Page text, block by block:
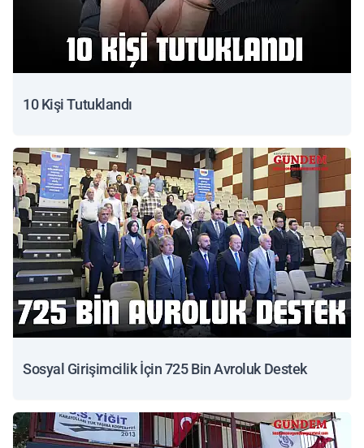
10 Kişi Tutuklandı
Sosyal Girişimcilik İçin 725 Bin Avroluk Destek